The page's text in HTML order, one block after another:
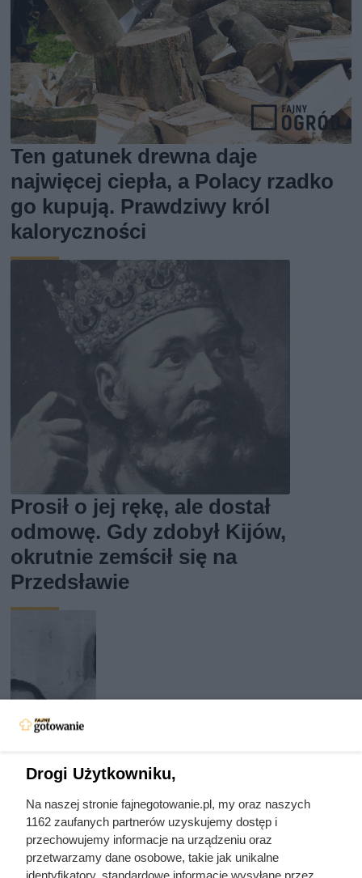
Ten gatunek drewna daje
najwięcej ciepła, a Polacy rzadko
go kupują. Prawdziwy król
kaloryczności
Prosił o jej rękę, ale dostał
odmowę. Gdy zdobył Kijów,
okrutnie zemścił się na
Przedsławie
Zdrady z obojgiem płci i romans z
Drogi Użytkowniku,
Na naszej stronie fajnegotowanie.pl, my oraz naszych
1162 zaufanych partnerów uzyskujemy dostęp i
przechowujemy informacje na urządzeniu oraz
przetwarzamy dane osobowe, takie jak unikalne
identyfikatory, standardowe informacje wysyłane przez